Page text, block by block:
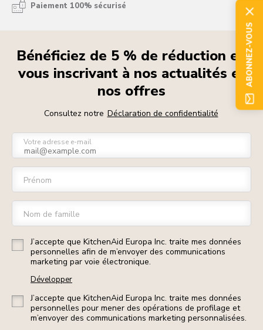
Paiement 100% sécurisé
Bénéficiez de 5 % de réduction en
vous inscrivant à nos actualités et
nos offres
Consultez notre Déclaration de confidentialité
Votre adresse e-mail
Prénom
Nom de famille
J’accepte que KitchenAid Europa Inc. traite mes données
personnelles afin de m’envoyer des communications
marketing par voie électronique.
Développer
J’accepte que KitchenAid Europa Inc. traite mes données
personnelles pour mener des opérations de profilage et
m’envoyer des communications marketing personnalisées.
ABONNEZ-VOUS